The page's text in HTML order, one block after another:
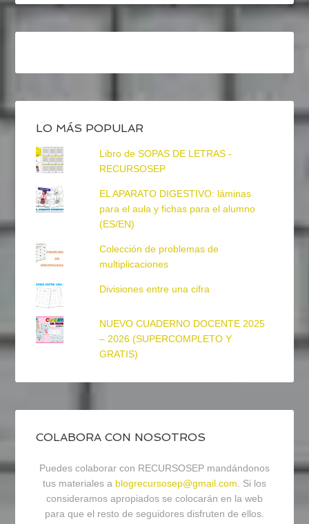
LO MÁS POPULAR
Libro de SOPAS DE LETRAS -
RECURSOSEP
EL APARATO DIGESTIVO: láminas
para el aula y fichas para el alumno
(ES/EN)
Colección de problemas de
multiplicaciones
Divisiones entre una cifra
NUEVO CUADERNO DOCENTE 2025
– 2026 (SUPERCOMPLETO Y
GRATIS)
COLABORA CON NOSOTROS
Puedes colaborar con RECURSOSEP mandándonos
tus materiales a blogrecursosep@gmail.com. Si los
consideramos apropiados se colocarán en la web
para que el resto de seguidores disfruten de ellos.